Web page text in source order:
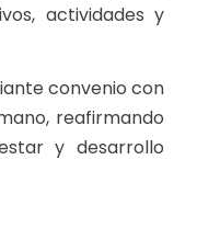
actividades y
convenio con
reafirmando
y desarrollo